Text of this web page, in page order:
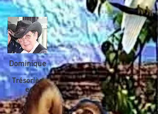
Dominique
Trésorièr
e